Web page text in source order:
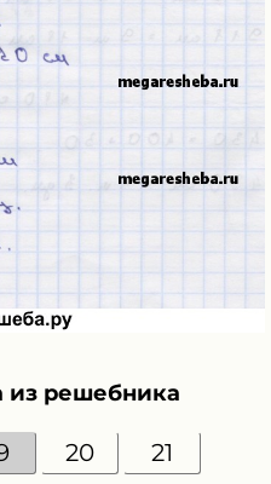
из решебника
20 21